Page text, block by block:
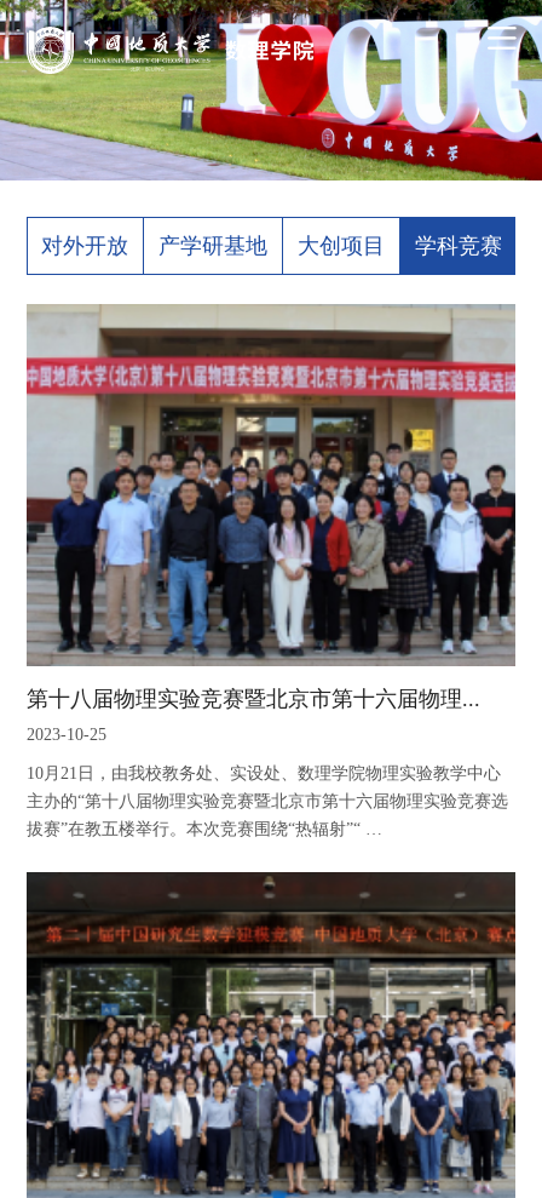
对外开放 产学研基地 大创项目 学科竞赛
第十八届物理实验竞赛暨北京市第十六届物理...
2023-10-25
10月21日，由我校教务处、实设处、数理学院物理实验教学中心
主办的“第十八届物理实验竞赛暨北京市第十六届物理实验竞赛选
拔赛”在教五楼举行。本次竞赛围绕“热辐射”“ …